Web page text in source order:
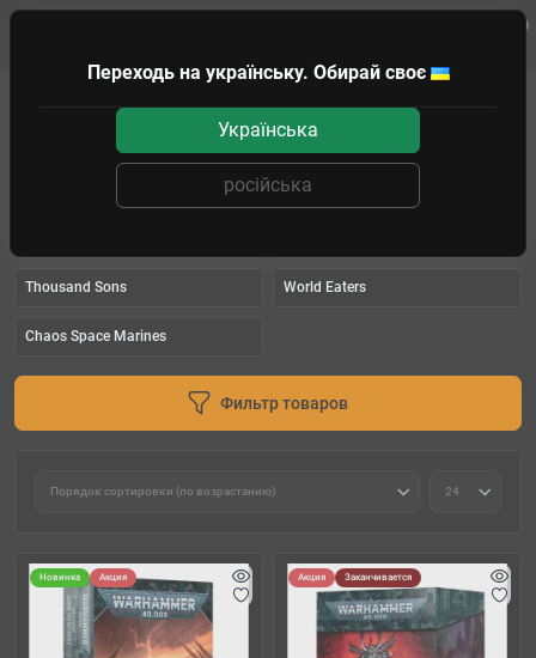
Chaos Knights
Thousand Sons World Eaters
Chaos Space Marines
Фильтр товаров
Новинка Акция Акция Заканчивается
Переходь на українську. Обирай своє
Українська
російська